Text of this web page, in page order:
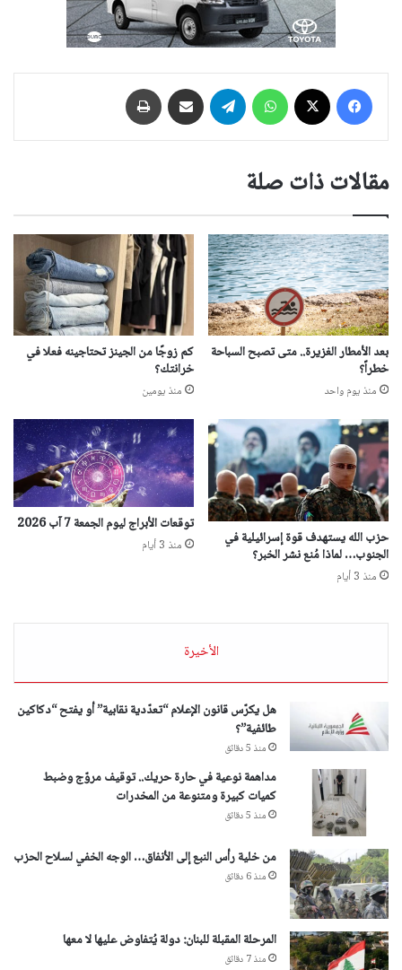
فيسبوك واتساب تيلقرام مشاركة عبر البريد
مقالات ذات صلة
بعد الأمطار الغزيرة.. متى تصبح السباحة
خطراً؟
منذ يوم واحد
كم زوجًا من الجينز تحتاجينه فعلا في
خرانتك؟
منذ يومين
حزب الله يستهدف قوة إسرائيلية في
الجنوب… لماذا مُنع نشر الخبر؟
منذ 3 أيام
توقعات الأبراج ليوم الجمعة 7 آب 2026
منذ 3 أيام
الأخيرة
هل يكرّس قانون الإعلام “تعدّدية نقابية” أو يفتح “دكاكين
طائفية”؟
منذ 5 دقائق
مداهمة نوعية في حارة حريك.. توقيف مروّج وضبط
كميات كبيرة ومتنوعة من المخدرات
منذ 5 دقائق
من خلية رأس النبع إلى الأنفاق… الوجه الخفي لسلاح الحزب
منذ 6 دقائق
المرحلة المقبلة للبنان: دولة يُتفاوض عليها لا معها
منذ 7 دقائق